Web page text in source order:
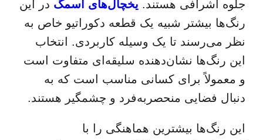
جلوه اشرافی هستند. یخچال‌های اسمگ در این
رنگ‌ها بیشتر شبیه یک قطعه دکوراتیو خاص به
نظر می‌رسند تا یک وسیله کاربردی. انتخاب
این رنگ‌ها نشان‌دهنده سلیقه‌ای متفاوت است
و معمولاً برای کسانی مناسب است که به
دنبال فضایی منحصربه‌فرد و چشمگیر هستند.
این رنگ‌ها بیشترین هماهنگی را با